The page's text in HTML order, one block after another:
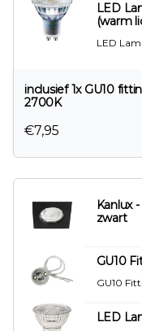
LED
(warm
LED
inclusief 1x GU10
2700K
€7,95
Kanlux
zwart
GU10
GU10
LED